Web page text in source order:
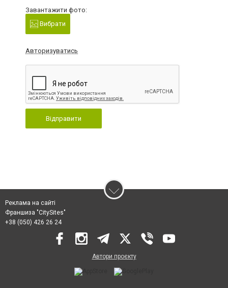
Завантажити фото:
Вибрати
Авторизуватись
Відправити
Реклама на сайті
Франшиза "CitySites"
+38 (050) 426 26 24
Автори проєкту